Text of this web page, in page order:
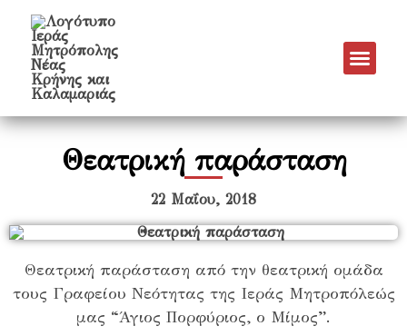
Θεατρική παράσταση
22 Μαΐου, 2018
Θεατρική παράσταση από την θεατρική ομάδα
τους Γραφείου Νεότητας της Ιεράς Μητροπόλεώς
μας “Άγιος Πορφύριος, ο Μίμος”.